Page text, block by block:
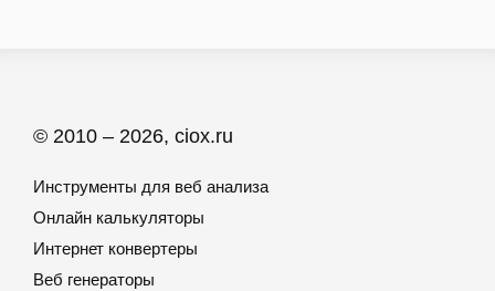
© 2010 – 2026, ciox.ru
Инструменты для веб анализа
Онлайн калькуляторы
Интернет конвертеры
Веб генераторы